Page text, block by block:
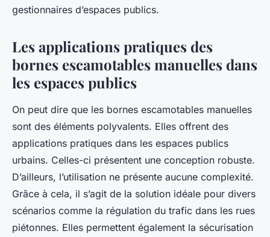
gestionnaires d’espaces publics.
Les applications pratiques des
bornes escamotables manuelles dans
les espaces publics
On peut dire que les bornes escamotables manuelles
sont des éléments polyvalents. Elles offrent des
applications pratiques dans les espaces publics
urbains. Celles-ci présentent une conception robuste.
D’ailleurs, l’utilisation ne présente aucune complexité.
Grâce à cela, il s’agit de la solution idéale pour divers
scénarios comme la régulation du trafic dans les rues
piétonnes. Elles permettent également la sécurisation